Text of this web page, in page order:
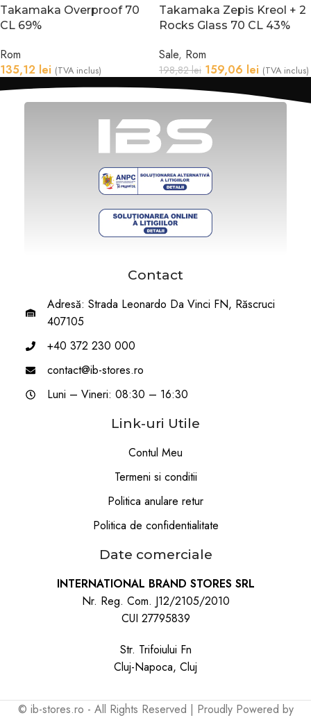
Takamaka Overproof 70
CL 69%
Rom
135,12 lei (TVA inclus)
Takamaka Zepis Kreol + 2
Rocks Glass 70 CL 43%
Sale, Rom
198,82lei 159,06 lei (TVA inclus)
Contact
Adresă: Strada Leonardo Da Vinci FN, Răscruci
407105
+40 372 230 000
contact@ib-stores.ro
Luni – Vineri: 08:30 – 16:30
Link-uri Utile
Contul Meu
Termeni si conditii
Politica anulare retur
Politica de confidentialitate
Date comerciale
INTERNATIONAL BRAND STORES SRL
Nr. Reg. Com. J12/2105/2010
CUI 27795839
Str. Trifoiului Fn
Cluj-Napoca, Cluj
© ib-stores.ro - All Rights Reserved | Proudly Powered by